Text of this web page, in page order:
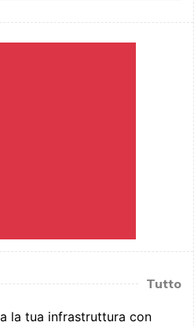
Tutto
la tua infrastruttura con